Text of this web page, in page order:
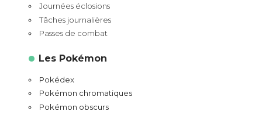
Journées éclosions
Tâches journalières
Passes de combat
Les Pokémon
Pokédex
Pokémon chromatiques
Pokémon obscurs